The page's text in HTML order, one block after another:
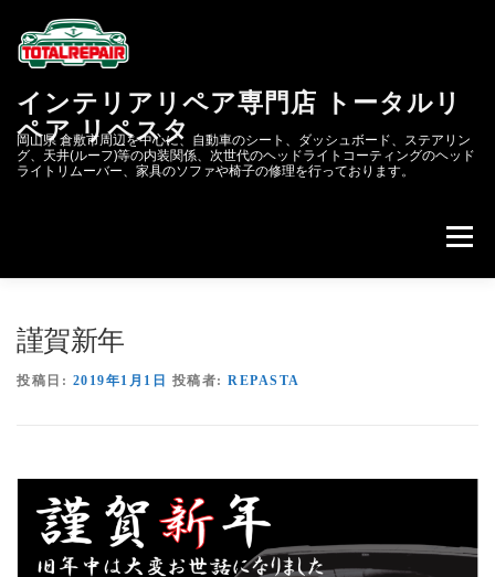
インテリアリペア専門店 トータルリ
ペア リペスタ
岡山県 倉敷市周辺を中心に、自動車のシート、ダッシュボード、ステアリン
グ、天井(ルーフ)等の内装関係、次世代のヘッドライトコーティングのヘッド
ライトリムーバー、家具のソファや椅子の修理を行っております。
メニュー
インテリアリペア専門サイト-トータルリペア
謹賀新年
投稿日: 2019年1月1日 投稿者: REPASTA